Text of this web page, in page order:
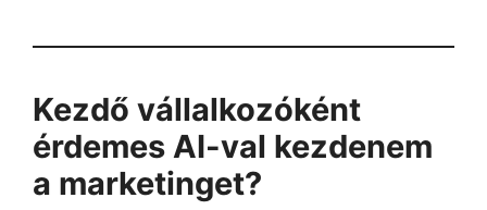
Kezdő vállalkozóként
érdemes AI-val kezdenem
a marketinget?